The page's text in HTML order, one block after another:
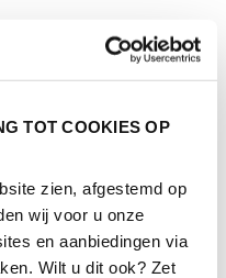
TOT COOKIES OP
zien, afgestemd op
wij voor u onze
en aanbiedingen via
Wilt u dit ook? Zet